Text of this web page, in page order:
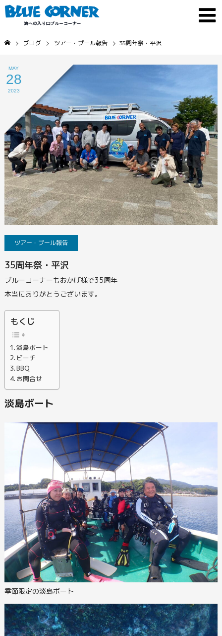
ブログ ツアー・プール報告 35周年祭・平沢
MAY
28
2023
ツアー・プール報告
35周年祭・平沢
ブルーコーナーもおかげ様で35周年
本当にありがとうございます。
もくじ
淡島ボート
ビーチ
BBQ
お問合せ
淡島ボート
季節限定の淡島ボート